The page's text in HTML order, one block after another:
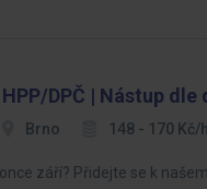
DPČ | Nástup
Brno 148 - 170 Kč/
září? Přidejte se k